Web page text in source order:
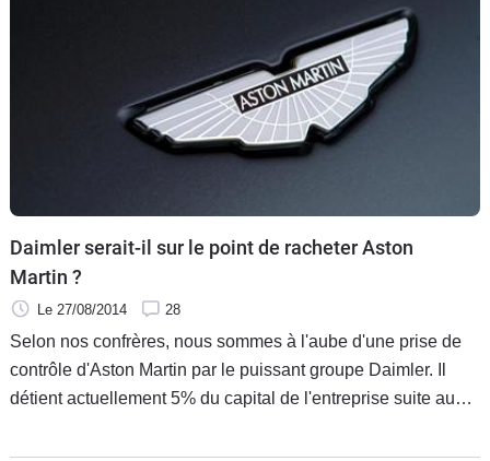
Daimler serait-il sur le point de racheter Aston
Martin ?
Le 27/08/2014 28
Selon nos confrères, nous sommes à l'aube d'une prise de
contrôle d'Aston Martin par le puissant groupe Daimler. Il
détient actuellement 5% du capital de l'entreprise suite au